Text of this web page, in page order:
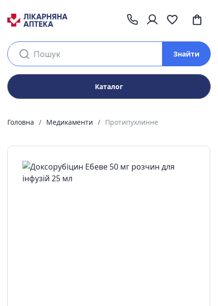
Каталог
Знайти
Головна Медикаменти Протипухлинне